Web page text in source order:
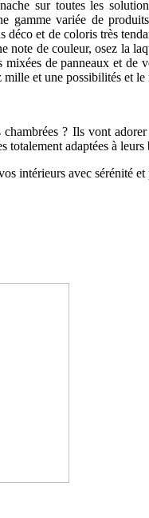
sur toutes les
gamme variée de
déco et de coloris très
note de couleur, osez la
mixées de panneaux et
et une possibilités et le
chambrées ? Ils vont
totalement adaptées à leurs
intérieurs avec sérénité